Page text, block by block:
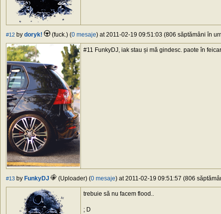
#12 by doryk! (fuck.) (0 mesaje) at 2011-02-19 09:51:03 (806 săptămâni în
#11 FunkyDJ, iak stau și mă gindesc. paote în
#13 by FunkyDJ (Uploader) (0 mesaje) at 2011-02-19 09:51:57 (806
trebuie să nu facem flood..
; D